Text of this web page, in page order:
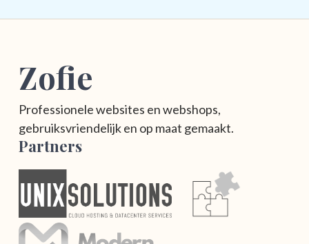
Zofie
Professionele websites en webshops,
gebruiksvriendelijk en op maat gemaakt.
Partners